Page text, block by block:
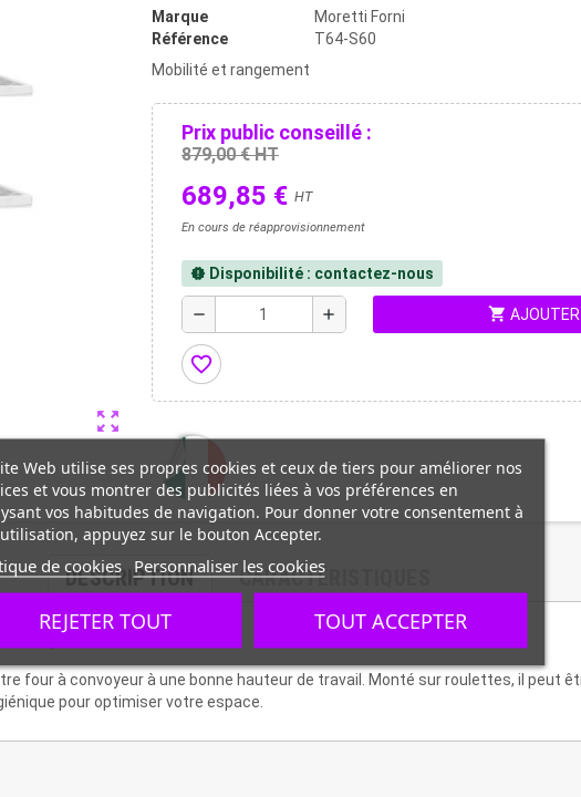
zoom_out_map
Marque
Moretti Forni
Référence
T64-S60
Mobilité et rangement
Prix public conseillé :
879,00 € HT
689,85 € HT
En cours de réapprovisionnement
new_releases Disponibilité : contactez-nous
remove add shopping_cart AJOUTER
favorite_border
DESCRIPTION CARACTÉRISTIQUES
T64-S60
four à convoyeur à une bonne hauteur de travail. Monté sur roulettes, il peut
pour optimiser votre espace.
Web utilise ses propres cookies et ceux de tiers pour améliorer nos
et vous montrer des publicités liées à vos préférences en
vos habitudes de navigation. Pour donner votre consentement à
appuyez sur le bouton Accepter.
de cookies Personnaliser les cookies
REJETER TOUT TOUT ACCEPTER